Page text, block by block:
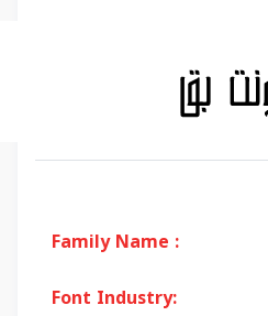
Family Name :
Font Industry: